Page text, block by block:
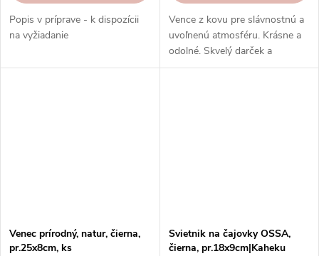
Popis v príprave - k dispozícii
na vyžiadanie
Vence z kovu pre slávnostnú a
uvoľnenú atmosféru. Krásne a
odolné. Skvelý darček a
dekorácia. Objednajte si ešte
Venec prírodný, natur, čierna,
pr.25x8cm, ks
Svietnik na čajovky OSSA,
čierna, pr.18x9cm|Kaheku